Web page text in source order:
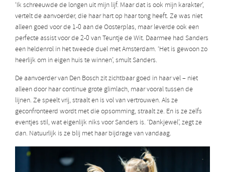
‘Ik schreeuwde de longen uit mijn lijf. Maar dat is ook mijn karakter’,
vertelt de aanvoerder, die haar hart op haar tong heeft. Ze was niet
alleen goed voor de 1-0 aan de Oosterplas, maar leverde ook een
perfecte assist voor de 2-0 van Teuntje de Wit. Daarmee had Sanders
een heldenrol in het tweede duel met Amsterdam. ‘Het is gewoon zo
heerlijk om in eigen huis te winnen’, smult Sanders.
De aanvoerder van Den Bosch zit zichtbaar goed in haar vel – niet
alleen door haar continue grote glimlach, maar vooral tussen de
lijnen. Ze speelt vrij, straalt en is vol van vertrouwen. Als ze
geconfronteerd wordt met die opsomming, straalt ze. En is ze zelfs
eventjes stil, wat eigenlijk niks voor Sanders is. ‘Dankjewel’, zegt ze
dan. Natuurlijk is ze blij met haar bijdrage van vandaag.